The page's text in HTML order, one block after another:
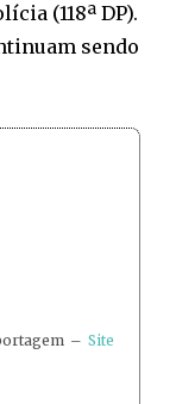
(118ª DP).
sendo
– Site